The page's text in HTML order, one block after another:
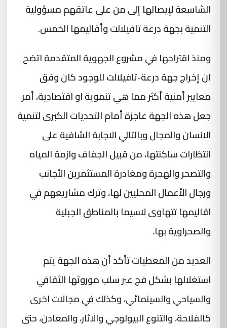
الشاسعة لإيصالها إلى من على عاتقهم مسؤولية
التنمية بجهة درعة تافيلالت وأقاليمها الخمس.
ومنذ اقتراحها في مشروع الجهوية المتقدمة اتضح
ان إخراج جهة درعة-تافيلالت للوجود كان وفق
معايير أمنية أكثر مما هي تنموية او اقتصادية، أمر
جعل هذه الجهة عاجزة أمام التحديات الكبرى لتنمية
الانسان والمجال وبالتالي الاجابة الشافية على
انتظارات ساكنتها، من قبيل الجفاف وازمة المياه
والتصحر والهجرة ومغادرة المستثمرين الأجانب
ورجال الأعمال المحليين لها، وترك مشاريعهم في
اقاليمها تتهاوى لاسيما بالمناطق الجبلية
والصحراوية بها.
العديد من المعطيات تأكد أن هذه الجهة يتم
استغلالها بشكل فج عبر سلب موروثها الثقافي
والسياحي والسينمائي، وكذلك في مجالات اخرى
كالفلاحة، والتنوع البيولوجي والاثار، والمعادن، حتى